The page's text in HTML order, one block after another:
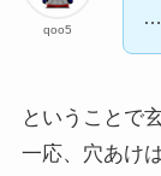
qoo5
…
ということで
一応、穴あけ